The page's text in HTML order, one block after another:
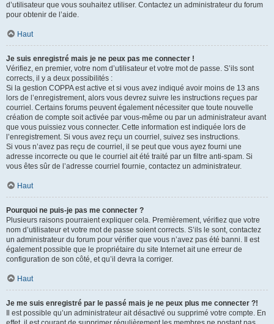
d’utilisateur que vous souhaitez utiliser. Contactez un administrateur du forum
pour obtenir de l’aide.
Haut
Je suis enregistré mais je ne peux pas me connecter !
Vérifiez, en premier, votre nom d’utilisateur et votre mot de passe. S’ils sont
corrects, il y a deux possibilités :
Si la gestion COPPA est active et si vous avez indiqué avoir moins de 13 ans
lors de l’enregistrement, alors vous devrez suivre les instructions reçues par
courriel. Certains forums peuvent également nécessiter que toute nouvelle
création de compte soit activée par vous-même ou par un administrateur avant
que vous puissiez vous connecter. Cette information est indiquée lors de
l’enregistrement. Si vous avez reçu un courriel, suivez ses instructions.
Si vous n’avez pas reçu de courriel, il se peut que vous ayez fourni une
adresse incorrecte ou que le courriel ait été traité par un filtre anti-spam. Si
vous êtes sûr de l’adresse courriel fournie, contactez un administrateur.
Haut
Pourquoi ne puis-je pas me connecter ?
Plusieurs raisons pourraient expliquer cela. Premièrement, vérifiez que votre
nom d’utilisateur et votre mot de passe soient corrects. S’ils le sont, contactez
un administrateur du forum pour vérifier que vous n’avez pas été banni. Il est
également possible que le propriétaire du site Internet ait une erreur de
configuration de son côté, et qu’il devra la corriger.
Haut
Je me suis enregistré par le passé mais je ne peux plus me connecter ?!
Il est possible qu’un administrateur ait désactivé ou supprimé votre compte. En